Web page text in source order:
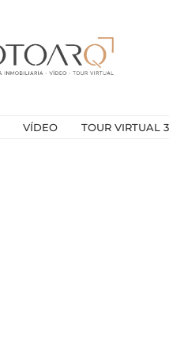
VÍDEO TOUR VIRTUAL